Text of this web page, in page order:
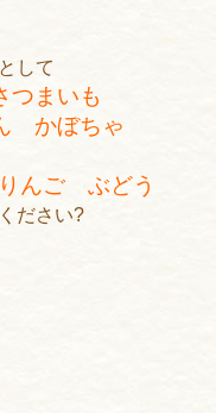
して
まいも
かぼちゃ
りんご ぶどう
ださい?